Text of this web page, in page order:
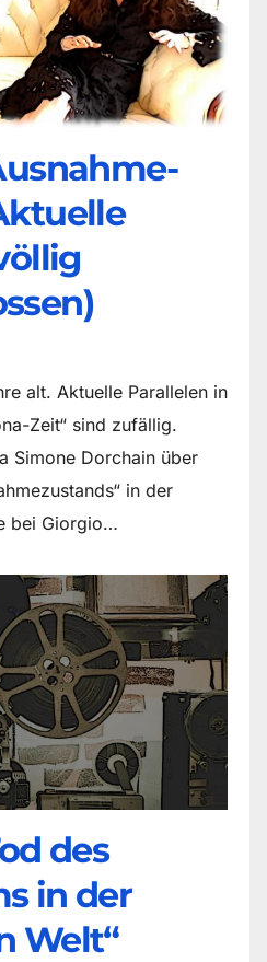
alt. Aktuelle Parallelen in
Zeit“ sind zufällig.
Simone Dorchain über
in der
bei Giorgio…
des
in der
Welt“